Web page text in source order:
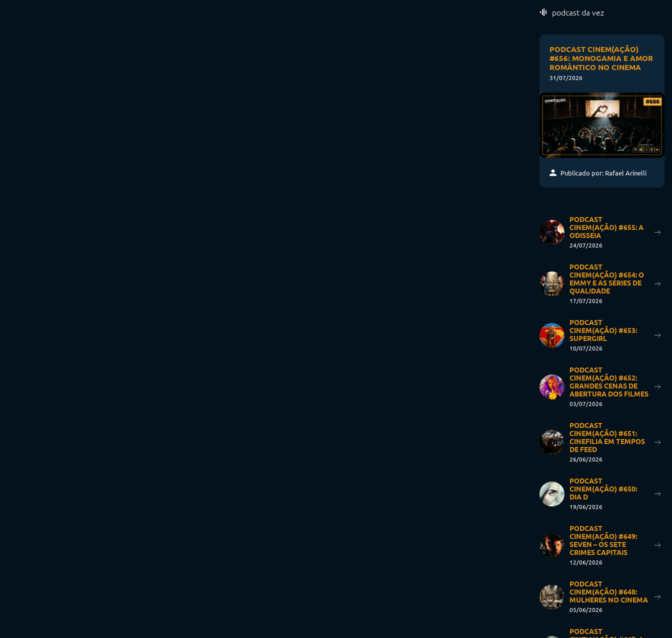
podcast da vez
PODCAST CINEM(AÇÃO)
#656: MONOGAMIA E AMOR
ROMÂNTICO NO CINEMA
31/07/2026
Publicado por: Rafael Arinelli
PODCAST
CINEM(AÇÃO) #655: A
ODISSEIA
24/07/2026
PODCAST
CINEM(AÇÃO) #654: O
EMMY E AS SÉRIES DE
QUALIDADE
17/07/2026
PODCAST
CINEM(AÇÃO) #653:
SUPERGIRL
10/07/2026
PODCAST
CINEM(AÇÃO) #652:
GRANDES CENAS DE
ABERTURA DOS FILMES
03/07/2026
PODCAST
CINEM(AÇÃO) #651:
CINEFILIA EM TEMPOS
DE FEED
26/06/2026
PODCAST
CINEM(AÇÃO) #650:
DIA D
19/06/2026
PODCAST
CINEM(AÇÃO) #649:
SEVEN – OS SETE
CRIMES CAPITAIS
12/06/2026
PODCAST
CINEM(AÇÃO) #648:
MULHERES NO CINEMA
05/06/2026
PODCAST